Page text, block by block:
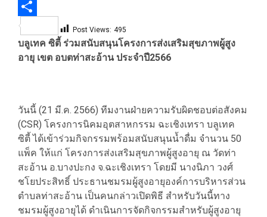
Link
Pinterest
SharePost Views: 495
บลูเทค ซิตี้ ร่วมสนับสนุนโครงการส่งเสริมสุขภาพผู้สูง
อายุ เขต อบตท่าสะอ้าน ประจำปี2566
วันนี้ (21 มี.ค. 2566) ทีมงานฝ่ายความรับผิดชอบต่อสังคม
(CSR) โครงการนิคมอุตสาหกรรม ฉะเชิงเทรา บลูเทค
ซิตี้ ได้เข้าร่วมกิจกรรมพร้อมสนับสนุนน้ำดื่ม จำนวน 50
แพ็ค ให้แก่ โครงการส่งเสริมสุขภาพผู้สูงอายุ ณ วัดท่า
สะอ้าน อ.บางปะกง จ.ฉะเชิงเทรา โดยมี นางนิภา วงศ์
ชโยประสิทธิ์ ประธานชมรมผู้สูงอายุองค์การบริหารส่วน
ตำบลท่าสะอ้าน เป็นคนกล่าวเปิดพิธี สำหรับวันนี้ทาง
ชมรมผู้สูงอายุได้ ดำเนินการจัดกิจกรรมสำหรับผู้สูงอายุ